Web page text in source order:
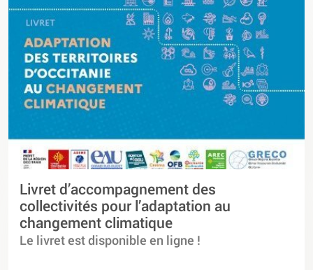
Livret d’accompagnement des
collectivités pour l’adaptation au
changement climatique
Le livret est disponible en ligne !